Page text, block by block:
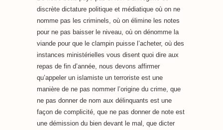
discrète dictature politique et médiatique où on ne
nomme pas les criminels, où on élimine les notes
pour ne pas baisser le niveau, où on dénomme la
viande pour que le clampin puisse l’acheter, où des
instances ministérielles vous disent quoi dire aux
repas de fin d’année, nous devons affirmer
qu’appeler un islamiste un terroriste est une
manière de ne pas nommer l’origine du crime, que
ne pas donner de nom aux délinquants est une
façon de complicité, que ne pas donner de note est
une démission du bien devant le mal, que dicter